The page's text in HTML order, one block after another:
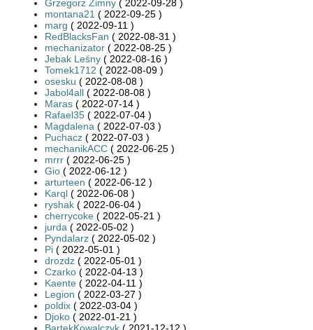
Grzegorz Zimny ( 2022-09-28 )
montana21 ( 2022-09-25 )
marg ( 2022-09-11 )
RedBlacksFan ( 2022-08-31 )
mechanizator ( 2022-08-25 )
Jebak Leśny ( 2022-08-16 )
Tomek1712 ( 2022-08-09 )
osesku ( 2022-08-08 )
Jabol4all ( 2022-08-08 )
Maras ( 2022-07-14 )
Rafael35 ( 2022-07-04 )
Magdalena ( 2022-07-03 )
Puchacz ( 2022-07-03 )
mechanikACC ( 2022-06-25 )
mrrr ( 2022-06-25 )
Gio ( 2022-06-12 )
arturteen ( 2022-06-12 )
Karql ( 2022-06-08 )
ryshak ( 2022-06-04 )
cherrycoke ( 2022-05-21 )
jurda ( 2022-05-02 )
Pyndalarz ( 2022-05-02 )
Pi ( 2022-05-01 )
drozdz ( 2022-05-01 )
Czarko ( 2022-04-13 )
Kaente ( 2022-04-11 )
Legion ( 2022-03-27 )
poldix ( 2022-03-04 )
Djoko ( 2022-01-21 )
BartekKowalczyk ( 2021-12-12 )